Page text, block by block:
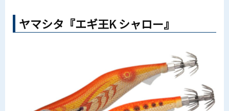
ヤマシタ『エギ王K シャロー』